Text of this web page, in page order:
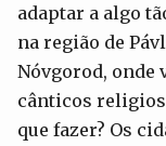
adaptar a algo
na região de
Nóvgorod, onde
cânticos
que fazer? Os